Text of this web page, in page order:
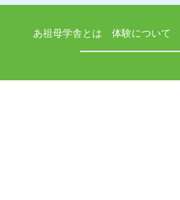
あ祖母学舎とは 体験について